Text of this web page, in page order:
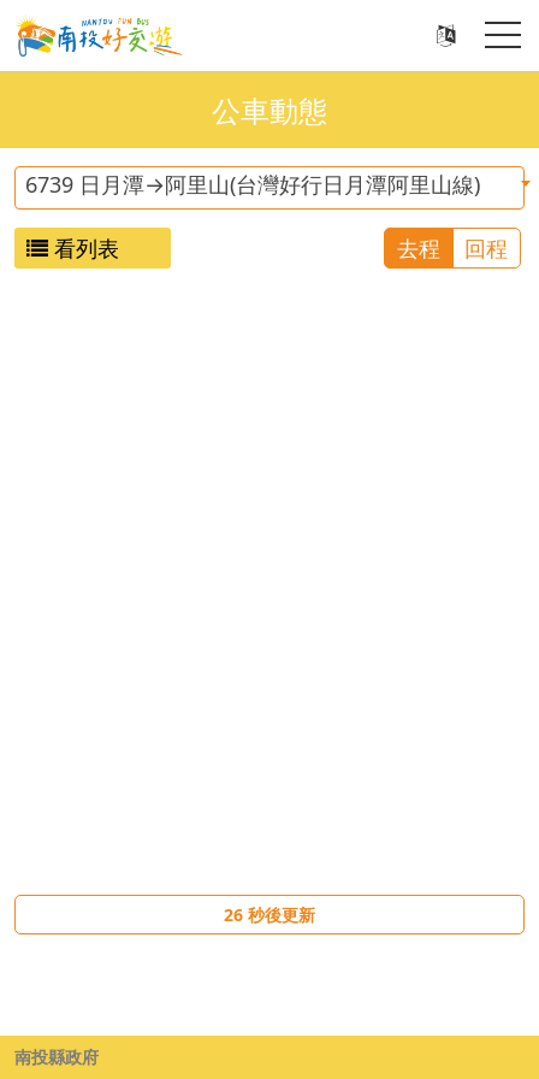
公車動態
6739 日月潭→阿里山(台灣好行日月潭阿里山線)
看列表 去程 回程
26 秒後更新
南投縣政府